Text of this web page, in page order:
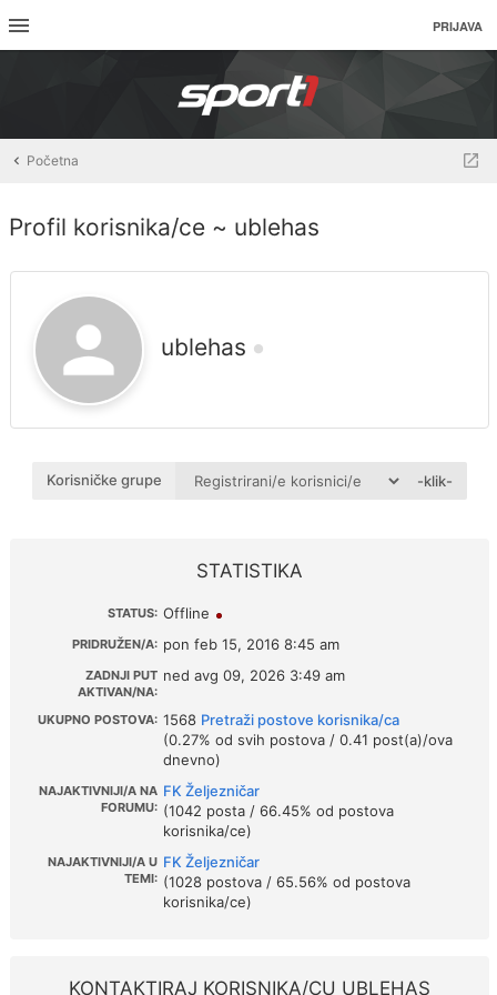
PRIJAVA
Početna
Profil korisnika/ce ~ ublehas
ublehas
Korisničke grupe -klik-
STATISTIKA
STATUS: Offline
PRIDRUŽEN/A: pon feb 15, 2016 8:45 am
ZADNJI PUT
AKTIVAN/NA:
ned avg 09, 2026 3:49 am
UKUPNO POSTOVA: 1568 Pretraži postove korisnika/ca
(0.27% od svih postova / 0.41 post(a)/ova
dnevno)
NAJAKTIVNIJI/A NA
FORUMU:
FK Željezničar
(1042 posta / 66.45% od postova
korisnika/ce)
NAJAKTIVNIJI/A U
TEMI:
FK Željezničar
(1028 postova / 65.56% od postova
korisnika/ce)
KONTAKTIRAJ KORISNIKA/CU UBLEHAS